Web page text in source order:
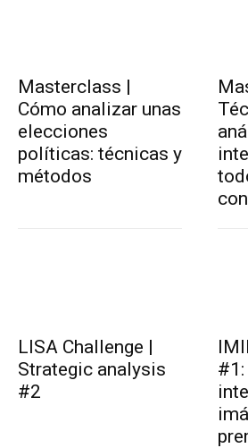
Masterclass |
Cómo analizar unas
elecciones
políticas: técnicas y
métodos
LISA Challenge |
Strategic analysis
#2